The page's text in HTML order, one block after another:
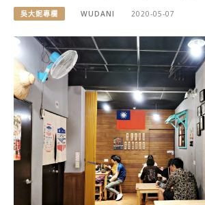
吳大妮專欄 WUDANI 2020-05-07